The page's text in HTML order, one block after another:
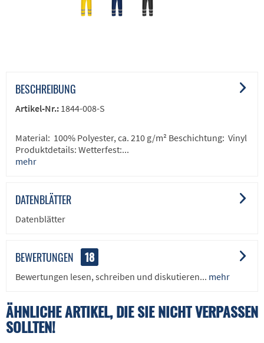
BESCHREIBUNG
Artikel-Nr.: 1844-008-S
Material: 100% Polyester, ca. 210 g/m² Beschichtung: Vinyl
Produktdetails: Wetterfest:...
mehr
DATENBLÄTTER
Datenblätter
BEWERTUNGEN 18
Bewertungen lesen, schreiben und diskutieren... mehr
ÄHNLICHE ARTIKEL, DIE SIE NICHT VERPASSEN
SOLLTEN!